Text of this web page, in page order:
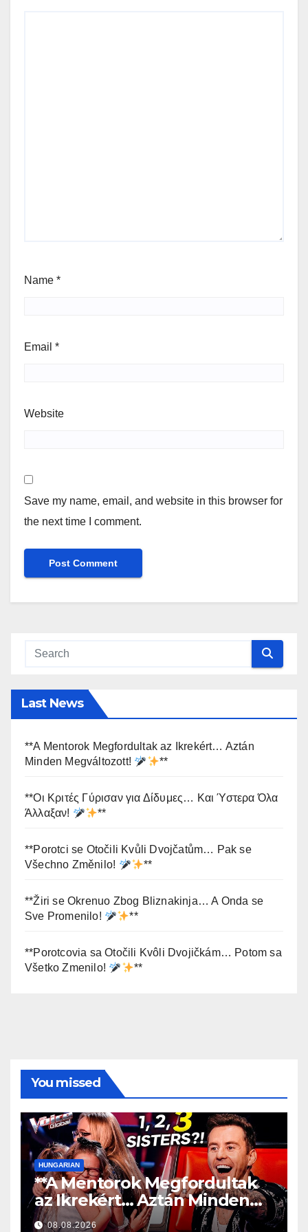
Name *
Email *
Website
Save my name, email, and website in this browser for
the next time I comment.
Last News
**A Mentorok Megfordultak az Ikrekért… Aztán
Minden Megváltozott!
**
**Οι Κριτές Γύρισαν για Δίδυμες… Και Ύστερα Όλα
Άλλαξαν!
**
**Porotci se Otočili Kvůli Dvojčatům… Pak se
Všechno Změnilo!
**
**Žiri se Okrenuo Zbog Bliznakinja… A Onda se
Sve Promenilo!
**
**Porotcovia sa Otočili Kvôli Dvojičkám… Potom sa
Všetko Zmenilo!
**
You missed
HUNGARIAN
**A Mentorok Megfordultak
az Ikrekért… Aztán Minden
Megváltozott!
**
08.08.2026